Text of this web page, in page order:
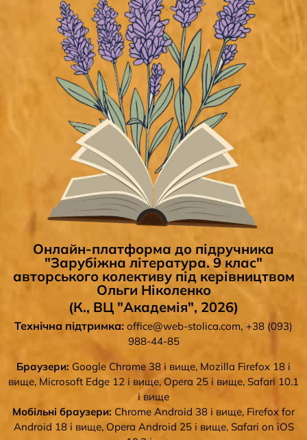
Онлайн-платформа до підручника
"Зарубіжна література. 9 клас"
авторського колективу під керівництвом
Ольги Ніколенко
(К., ВЦ "Академія", 2026)
Технічна підтримка: office@web-stolica.com, +38 (093)
988-44-85
Браузери: Google Chrome 38 і вище, Mozilla Firefox 18 і
вище, Microsoft Edge 12 і вище, Opera 25 і вище, Safari 10.1
і вище
Мобільні браузери: Chrome Android 38 і вище, Firefox for
Android 18 і вище, Opera Android 25 і вище, Safari on iOS